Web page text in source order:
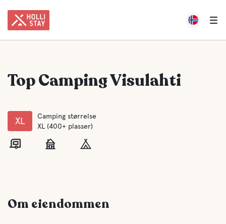
Top Camping Visulahti
XL
Camping størrelse
XL (400+ plasser)
Om eiendommen